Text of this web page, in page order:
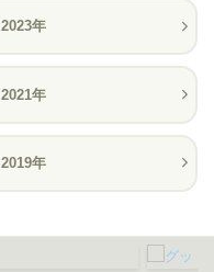
2023年
2021年
2019年